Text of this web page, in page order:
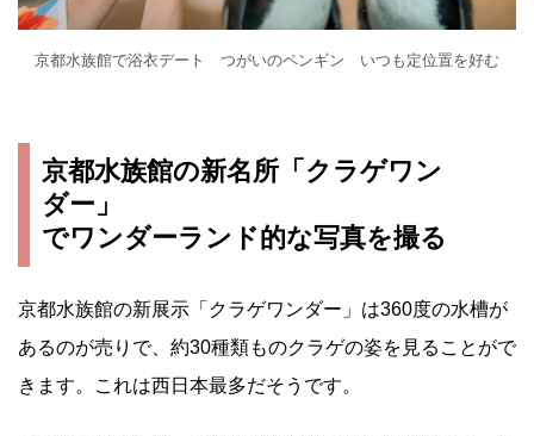
京都水族館で浴衣デート つがいのペンギン いつも定位置を好む
京都水族館の新名所「クラゲワン
ダー」
でワンダーランド的な写真を撮る
京都水族館の新展示「クラゲワンダー」は360度の水槽が
あるのが売りで、約30種類ものクラゲの姿を見ることがで
きます。これは西日本最多だそうです。